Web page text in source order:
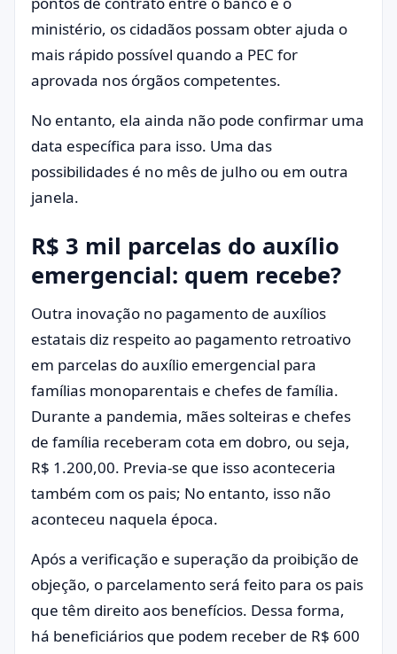
ministério, os cidadãos possam obter ajuda o
mais rápido possível quando a PEC for
aprovada nos órgãos competentes.
No entanto, ela ainda não pode confirmar uma
data específica para isso. Uma das
possibilidades é no mês de julho ou em outra
janela.
R$ 3 mil parcelas do auxílio
emergencial: quem recebe?
Outra inovação no pagamento de auxílios
estatais diz respeito ao pagamento retroativo
em parcelas do auxílio emergencial para
famílias monoparentais e chefes de família.
Durante a pandemia, mães solteiras e chefes
de família receberam cota em dobro, ou seja,
R$ 1.200,00. Previa-se que isso aconteceria
também com os pais; No entanto, isso não
aconteceu naquela época.
Após a verificação e superação da proibição de
objeção, o parcelamento será feito para os pais
que têm direito aos benefícios. Dessa forma,
há beneficiários que podem receber de R$ 600